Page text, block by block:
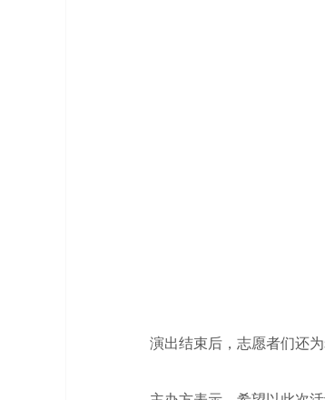
演出结束后，志愿者们还为